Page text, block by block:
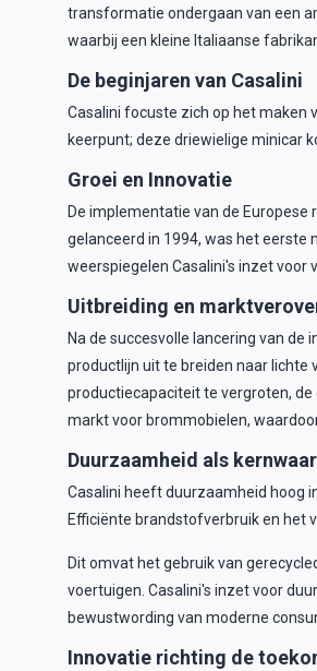
transformatie ondergaan van een
waarbij een kleine Italiaanse
De beginjaren van Casalini
Casalini focuste zich op het maken
keerpunt; deze driewielige minicar
Groei en Innovatie
De implementatie van de Europese
gelanceerd in 1994, was het eerste
weerspiegelen Casalini's inzet voor
Uitbreiding en
Na de succesvolle lancering van
productlijn uit te breiden naar
productiecapaciteit te vergroten,
markt voor brommobielen,
Duurzaamheid als
Casalini heeft duurzaamheid hoog
Efficiënte brandstofverbruik en het
Dit omvat het gebruik van
voertuigen. Casalini's inzet voor
bewustwording van moderne
Innovatie richting de